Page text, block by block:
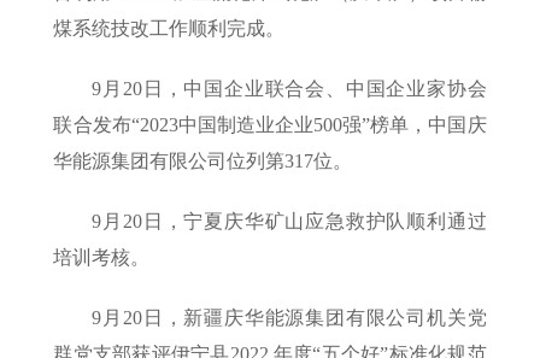
煤系统技改工作顺利完成。
9月20日，中国企业联合会、中国企业家协会
联合发布“2023中国制造业企业500强”榜单，中国庆
华能源集团有限公司位列第317位。
9月20日，宁夏庆华矿山应急救护队顺利通过
培训考核。
9月20日，新疆庆华能源集团有限公司机关党